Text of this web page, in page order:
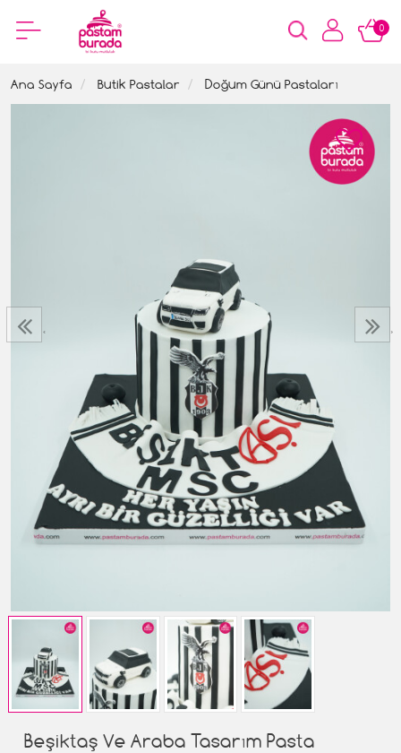
0
Ana Sayfa Butik Pastalar Doğum Günü Pastaları
‹ ›
Beşiktaş Ve Araba Tasarım Pasta